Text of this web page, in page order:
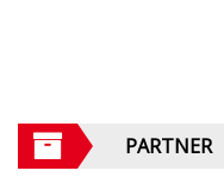
PARTNER